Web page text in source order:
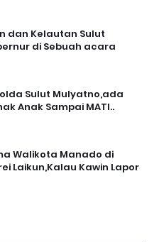
dan Kelautan Sulut
di Sebuah acara
Sulut Mulyatno,ada
Anak Sampai MATI..
Walikota Manado di
Laikun,Kalau Kawin Lapor